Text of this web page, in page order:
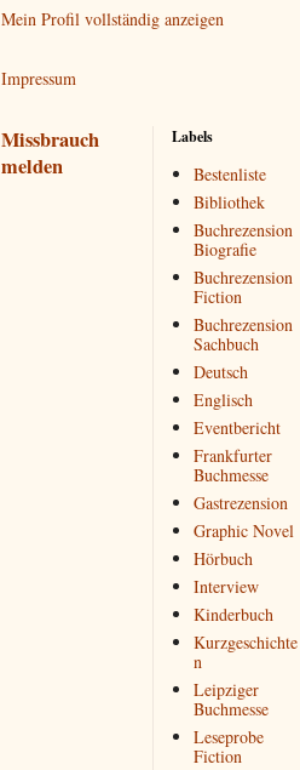
Mein Profil vollständig anzeigen
Impressum
Missbrauch
melden
Labels
Bestenliste
Bibliothek
Buchrezension
Biografie
Buchrezension
Fiction
Buchrezension
Sachbuch
Deutsch
Englisch
Eventbericht
Frankfurter
Buchmesse
Gastrezension
Graphic Novel
Hörbuch
Interview
Kinderbuch
Kurzgeschichte
n
Leipziger
Buchmesse
Leseprobe
Fiction